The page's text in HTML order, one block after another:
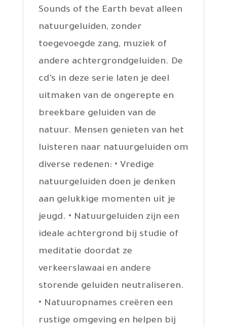
Sounds of the Earth bevat alleen
natuurgeluiden, zonder
toegevoegde zang, muziek of
andere achtergrondgeluiden. De
cd’s in deze serie laten je deel
uitmaken van de ongerepte en
breekbare geluiden van de
natuur. Mensen genieten van het
luisteren naar natuurgeluiden om
diverse redenen: • Vredige
natuurgeluiden doen je denken
aan gelukkige momenten uit je
jeugd. • Natuurgeluiden zijn een
ideale achtergrond bij studie of
meditatie doordat ze
verkeerslawaai en andere
storende geluiden neutraliseren.
• Natuuropnames creëren een
rustige omgeving en helpen bij